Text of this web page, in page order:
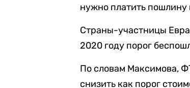
нужно платить пошлину
Страны-участницы
2020 году порог
По словам Максимова,
снизить как порог